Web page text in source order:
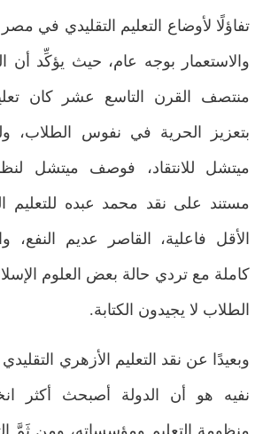
تفاؤلًا لأوضاع التعليم التقليدي في
والاستعمار بوجه عام، حيث يؤكِّد أن
منتصف القرن التاسع عشر كان
بتعزيز الحرية في نفوس الطلاب،
ميتشل للانتقاد، فوصف ميتشل
مستند على نقد محمد عبده للتعليم
الأقل فاعلية، القاصر عديم
كاملة مع تردي حالة بعض العلوم
الطلاب لا يجيدون الكتابة.
وبعيدًا عن نقد التعليم الأزهري
نفيه هو أن الدولة أصبحث أكثر
منظومة التعليم ومؤسساته، ومن ثَمَّ